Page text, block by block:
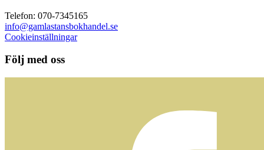
Telefon: 070-7345165
info@gamlastansbokhandel.se
Cookieinställningar
Följ med oss